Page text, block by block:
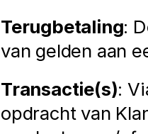
Terugbetaling:
van gelden aan
Transactie(s):
opdracht van